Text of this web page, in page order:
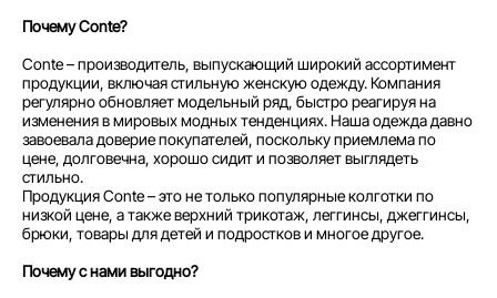
Почему Conte?
Conte – производитель, выпускающий широкий ассортимент
продукции, включая стильную женскую одежду. Компания
регулярно обновляет модельный ряд, быстро реагируя на
изменения в мировых модных тенденциях. Наша одежда давно
завоевала доверие покупателей, поскольку приемлема по
цене, долговечна, хорошо сидит и позволяет выглядеть
стильно.
Продукция Conte – это не только популярные колготки по
низкой цене, а также верхний трикотаж, леггинсы, джеггинсы,
брюки, товары для детей и подростков и многое другое.
Почему с нами выгодно?